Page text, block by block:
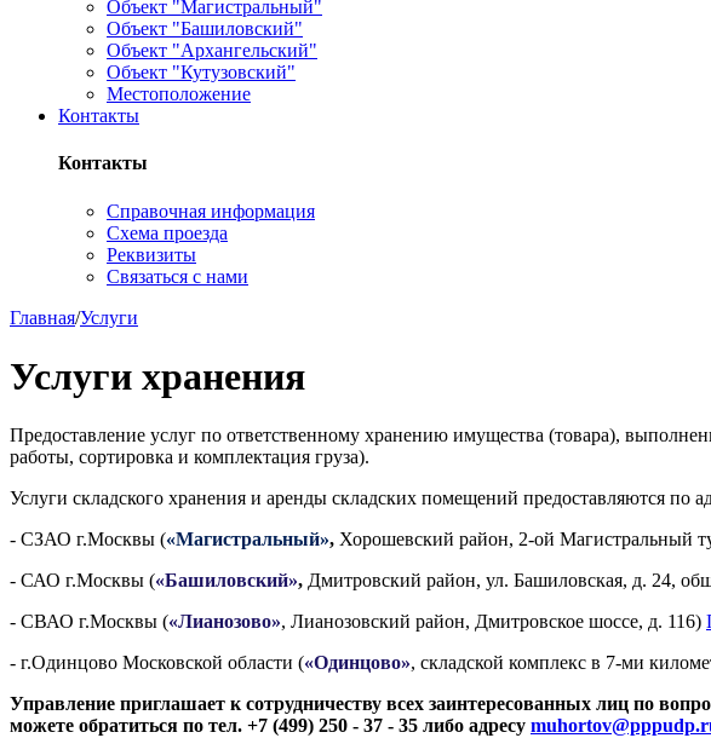
Объект "Магистральный"
Объект "Башиловский"
Объект "Архангельский"
Объект "Кутузовский"
Местоположение
Контакты
Контакты
Справочная информация
Схема проезда
Реквизиты
Связаться с нами
Главная/Услуги
Услуги хранения
Предоставление услуг по ответственному хранению имущества (товара),
работы, сортировка и комплектация груза).
Услуги складского хранения и аренды складских помещений предоставляются по
- СЗАО г.Москвы («Магистральный», Хорошевский район, 2-ой Магистральный
- САО г.Москвы («Башиловский», Дмитровский район, ул. Башиловская, д. 24,
- СВАО г.Москвы («Лианозово», Лианозовский район, Дмитровское шоссе, д. 116)
- г.Одинцово Московской области («Одинцово», складской комплекс в 7-ми
Управление приглашает к сотрудничеству всех заинтересованных лиц по
можете обратиться по тел. +7 (499) 250 - 37 - 35 либо адресу